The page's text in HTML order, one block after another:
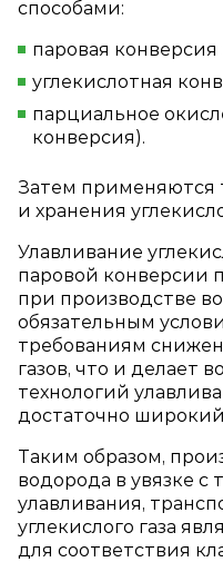
способами:
паровая
углекислотная
парциальное
конверсия).
Затем применяются
и хранения
Улавливание
паровой конверсии
при производстве
обязательным
требованиям
газов, что и делает
технологий
достаточно
Таким образом,
водорода в увязке с
улавливания,
углекислого газа
для соответствия